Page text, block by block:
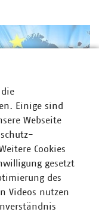
– was
die
Einige sind
Webseite
Cookies
gesetzt
des
Videos nutzen